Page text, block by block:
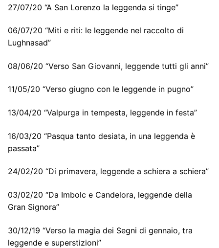
27/07/20 “A San Lorenzo la leggenda si tinge”
06/07/20 “Miti e riti: le leggende nel raccolto di
Lughnasad”
08/06/20 “Verso San Giovanni, leggende tutti gli anni”
11/05/20 “Verso giugno con le leggende in pugno”
13/04/20 “Valpurga in tempesta, leggende in festa”
16/03/20 “Pasqua tanto desiata, in una leggenda è
passata”
24/02/20 “Di primavera, leggende a schiera a schiera”
03/02/20 “Da Imbolc e Candelora, leggende della
Gran Signora”
30/12/19 “Verso la magia dei Segni di gennaio, tra
leggende e superstizioni”